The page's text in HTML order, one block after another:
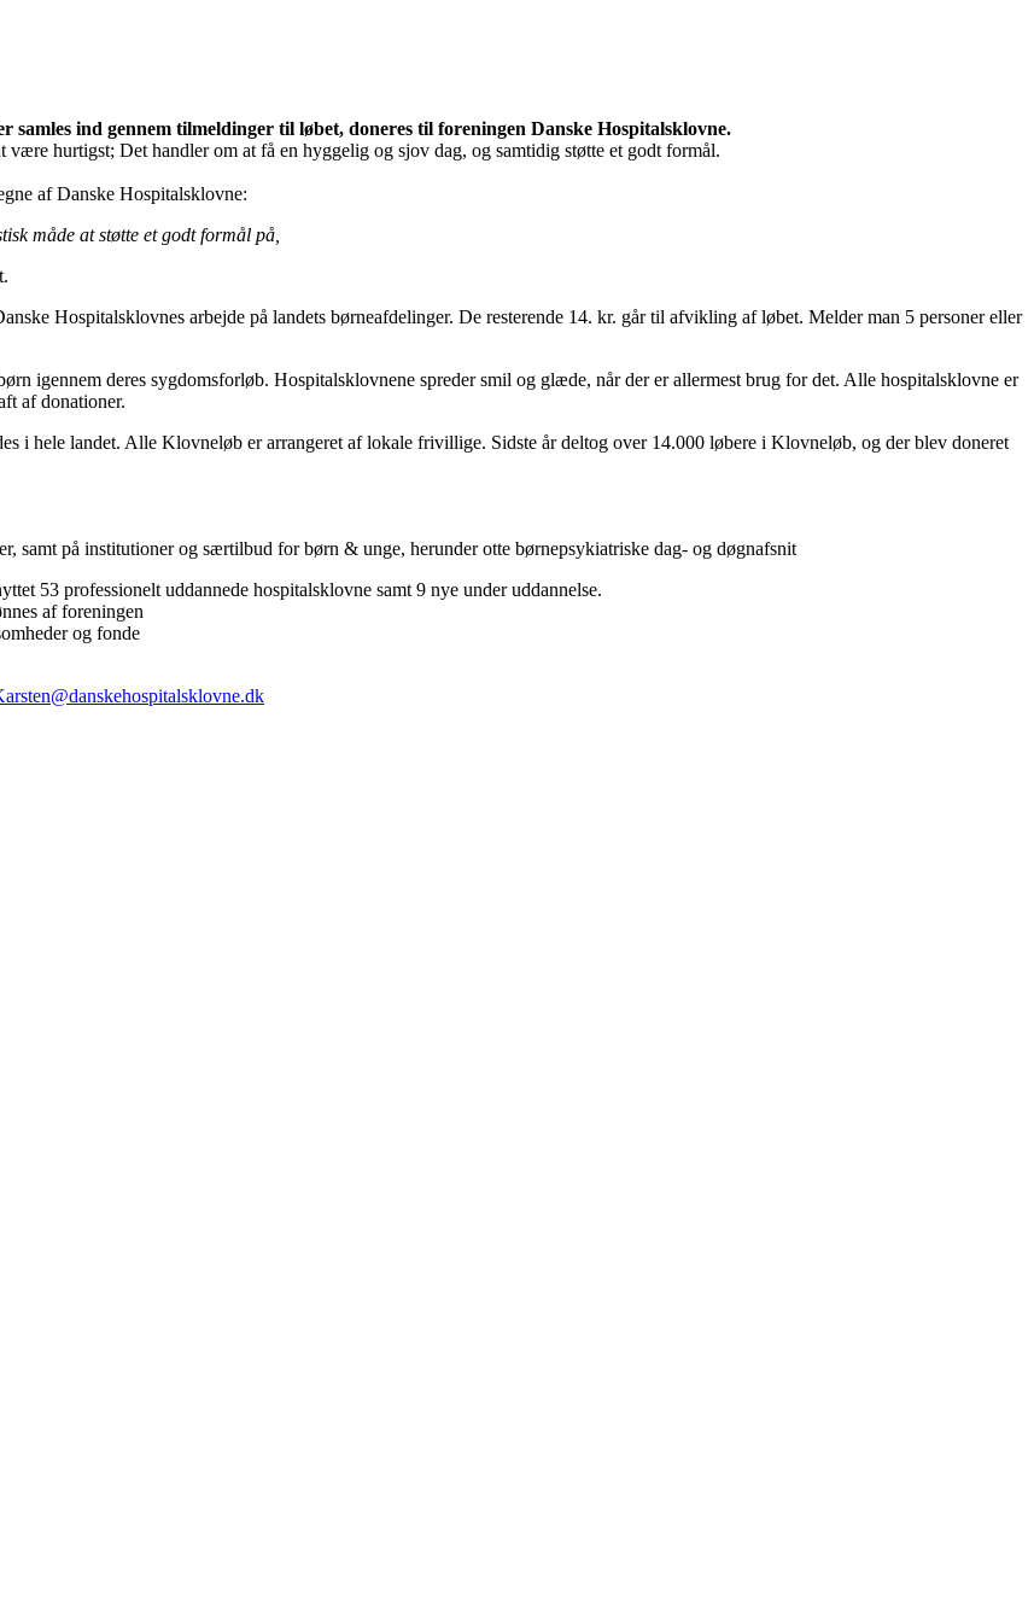
ind gennem tilmeldinger til løbet, doneres til foreningen Danske Hospitalsklovne.
hurtigst; Det handler om at få en hyggelig og sjov dag, og samtidig støtte et godt formål.
af Danske Hospitalsklovne:
måde at støtte et godt formål på,
Hospitalsklovnes arbejde på landets børneafdelinger. De resterende 14. kr. går til afvikling af løbet. Melder man 5 personer eller
igennem deres sygdomsforløb. Hospitalsklovnene spreder smil og glæde, når der er allermest brug for det. Alle hospitalsklovne er
af donationer.
i hele landet. Alle Klovneløb er arrangeret af lokale frivillige. Sidste år deltog over 14.000 løbere i Klovneløb, og der blev doneret
samt på institutioner og særtilbud for børn & unge, herunder otte børnepsykiatriske dag- og døgnafsnit
53 professionelt uddannede hospitalsklovne samt 9 nye under uddannelse.
af foreningen
og fonde